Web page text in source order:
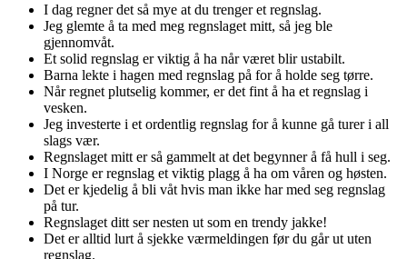
I dag regner det så mye at du trenger et regnslag.
Jeg glemte å ta med meg regnslaget mitt, så jeg ble
gjennomvåt.
Et solid regnslag er viktig å ha når været blir ustabilt.
Barna lekte i hagen med regnslag på for å holde seg tørre.
Når regnet plutselig kommer, er det fint å ha et regnslag i
vesken.
Jeg investerte i et ordentlig regnslag for å kunne gå turer i all
slags vær.
Regnslaget mitt er så gammelt at det begynner å få hull i seg.
I Norge er regnslag et viktig plagg å ha om våren og høsten.
Det er kjedelig å bli våt hvis man ikke har med seg regnslag
på tur.
Regnslaget ditt ser nesten ut som en trendy jakke!
Det er alltid lurt å sjekke værmeldingen før du går ut uten
regnslag.